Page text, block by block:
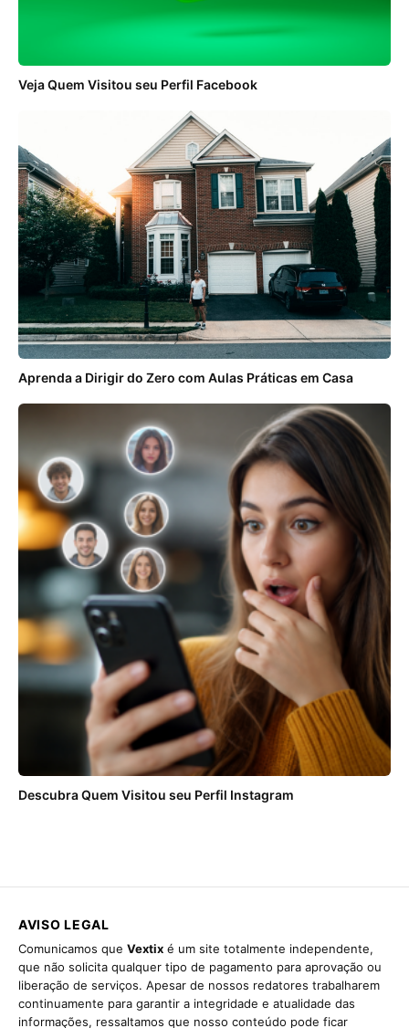
Veja Quem Visitou seu Perfil Facebook
Aprenda a Dirigir do Zero com Aulas Práticas em Casa
Descubra Quem Visitou seu Perfil Instagram
AVISO LEGAL
Comunicamos que Vextix é um site totalmente independente,
que não solicita qualquer tipo de pagamento para aprovação ou
liberação de serviços. Apesar de nossos redatores trabalharem
continuamente para garantir a integridade e atualidade das
informações, ressaltamos que nosso conteúdo pode ficar